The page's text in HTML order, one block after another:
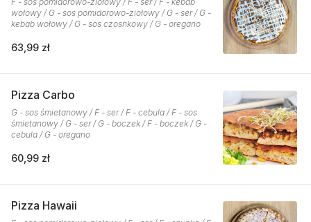
wołowy / G - sos pomidorowo-ziołowy / G - ser / G -
kebab wołowy / G - sos czosnkowy / G - oregano
63,99 zł
Pizza Carbo
G - sos śmietanowy / F - ser / F - cebula / F - sos
śmietanowy / G - ser / G - boczek / F - boczek / G -
cebula / G - oregano
60,99 zł
Pizza Hawaii